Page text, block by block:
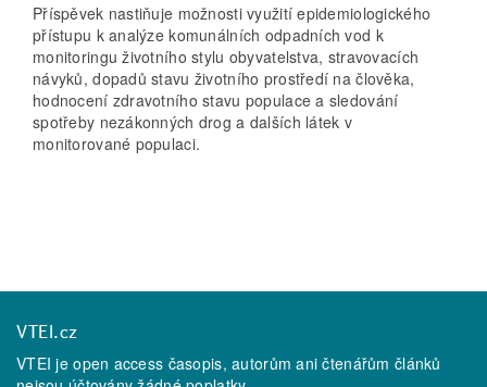
Příspěvek nastiňuje možnosti využití epidemiologického
přístupu k analýze komunálních odpadních vod k
monitoringu životního stylu obyvatelstva, stravovacích
návyků, dopadů stavu životního prostředí na člověka,
hodnocení zdravotního stavu populace a sledování
spotřeby nezákonných drog a dalších látek v
monitorované populaci.
VTEI.cz
VTEI je open access časopis, autorům ani čtenářům článků